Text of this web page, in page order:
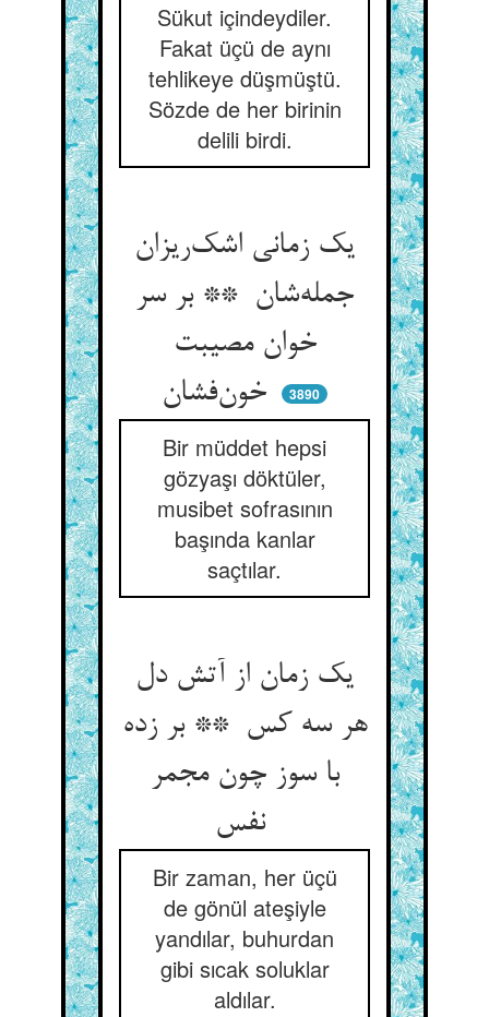
Sükut içindeydiler.
Fakat üçü de aynı
tehlikeye düşmüştü.
Sözde de her birinin
delili birdi.
یک زمانی اشک‌ریزان
جمله‌شان ** بر سر
خوان مصیبت
3890
Bir müddet hepsi
gözyaşı döktüler,
musibet sofrasının
başında kanlar
saçtılar.
یک زمان از آتش دل
هر سه کس ** بر زده
با سوز چون مجمر
نفس
Bir zaman, her üçü
de gönül ateşiyle
yandılar, buhurdan
gibi sıcak soluklar
aldılar.